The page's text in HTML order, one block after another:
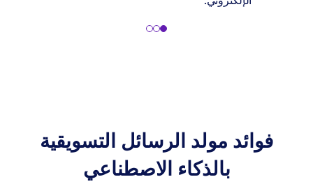
فوائد مولد الرسائل التسويقية
بالذكاء الاصطناعي